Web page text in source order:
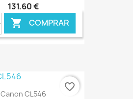
131,60 €
 COMPRAR
€ ONLINE
Canon CL546
favorite_border